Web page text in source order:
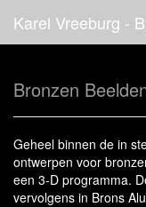
Karel Vreeburg -
Bronzen
Geheel binnen de in
ontwerpen voor
een 3-D programma.
vervolgens in Brons